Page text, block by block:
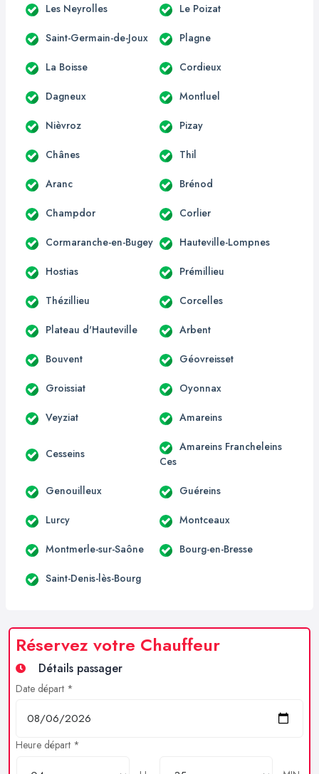
Les Neyrolles Le Poizat
Saint-Germain-de-Joux Plagne
La Boisse Cordieux
Dagneux Montluel
Nièvroz Pizay
Chânes Thil
Aranc Brénod
Champdor Corlier
Cormaranche-en-Bugey Hauteville-Lompnes
Hostias Prémillieu
Thézillieu Corcelles
Plateau d'Hauteville Arbent
Bouvent Géovreisset
Groissiat Oyonnax
Veyziat Amareins
Cesseins
Amareins Francheleins
Ces
Genouilleux Guéreins
Lurcy Montceaux
Montmerle-sur-Saône Bourg-en-Bresse
Saint-Denis-lès-Bourg
Réservez votre Chauffeur
Détails passager
Date départ *
Heure départ *